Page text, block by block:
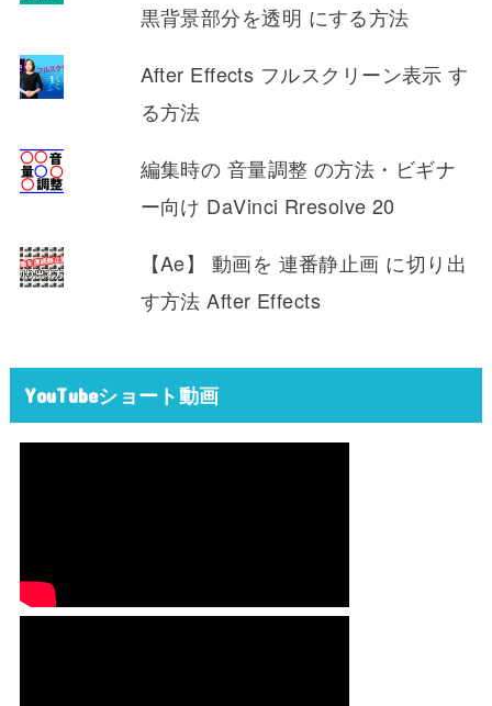
黒背景部分を透明 にする方法
After Effects フルスクリーン表示 す
る方法
編集時の 音量調整 の方法・ビギナ
ー向け DaVinci Rresolve 20
【Ae】 動画を 連番静止画 に切り出
す方法 After Effects
YouTubeショート動画